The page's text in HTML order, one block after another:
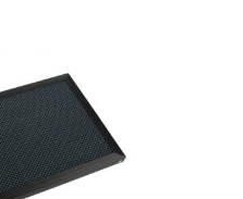
оцинкованное железо